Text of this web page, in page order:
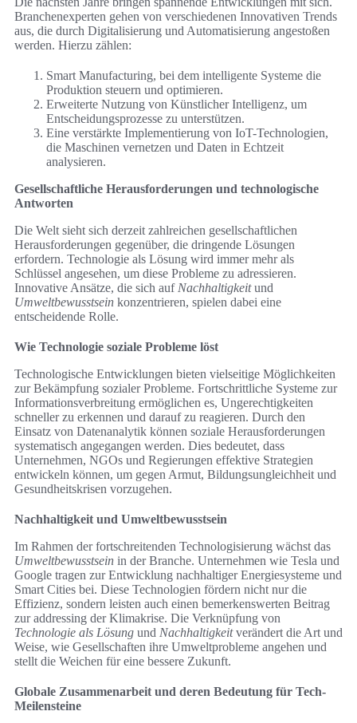
Branchenexperten gehen von verschiedenen Innovativen Trends
aus, die durch Digitalisierung und Automatisierung angestoßen
werden. Hierzu zählen:
Smart Manufacturing, bei dem intelligente Systeme die
Produktion steuern und optimieren.
Erweiterte Nutzung von Künstlicher Intelligenz, um
Entscheidungsprozesse zu unterstützen.
Eine verstärkte Implementierung von IoT-Technologien,
die Maschinen vernetzen und Daten in Echtzeit
analysieren.
Gesellschaftliche Herausforderungen und technologische
Antworten
Die Welt sieht sich derzeit zahlreichen gesellschaftlichen
Herausforderungen gegenüber, die dringende Lösungen
erfordern. Technologie als Lösung wird immer mehr als
Schlüssel angesehen, um diese Probleme zu adressieren.
Innovative Ansätze, die sich auf Nachhaltigkeitund
Umweltbewusstsein konzentrieren, spielen dabei eine
entscheidende Rolle.
Wie Technologie soziale Probleme löst
Technologische Entwicklungen bieten vielseitige Möglichkeiten
zur Bekämpfung sozialer Probleme. Fortschrittliche Systeme zur
Informationsverbreitung ermöglichen es, Ungerechtigkeiten
schneller zu erkennen und darauf zu reagieren. Durch den
Einsatz von Datenanalytik können soziale Herausforderungen
systematisch angegangen werden. Dies bedeutet, dass
Unternehmen, NGOs und Regierungen effektive Strategien
entwickeln können, um gegen Armut, Bildungsungleichheit und
Gesundheitskrisen vorzugehen.
Nachhaltigkeit und Umweltbewusstsein
Im Rahmen der fortschreitenden Technologisierung wächst das
Umweltbewusstsein in der Branche. Unternehmen wie Tesla und
Google tragen zur Entwicklung nachhaltiger Energiesysteme und
Smart Cities bei. Diese Technologien fördern nicht nur die
Effizienz, sondern leisten auch einen bemerkenswerten Beitrag
zur addressing der Klimakrise. Die Verknüpfung von
Technologie als Lösung und Nachhaltigkeitverändert die Art und
Weise, wie Gesellschaften ihre Umweltprobleme angehen und
stellt die Weichen für eine bessere Zukunft.
Globale Zusammenarbeit und deren Bedeutung für Tech-
Meilensteine